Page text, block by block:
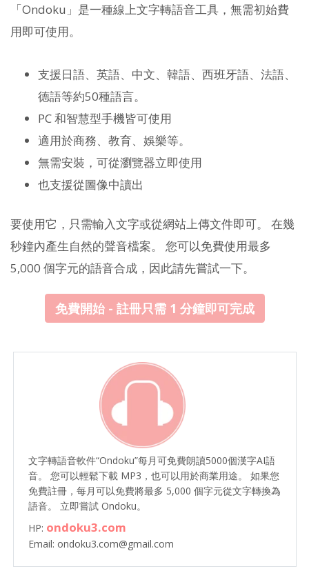
「Ondoku」是一種線上文字轉語音工具，無需初始費
用即可使用。
支援日語、英語、中文、韓語、西班牙語、法語、
德語等約50種語言。
PC 和智慧型手機皆可使用
適用於商務、教育、娛樂等。
無需安裝，可從瀏覽器立即使用
也支援從圖像中讀出
要使用它，只需輸入文字或從網站上傳文件即可。 在幾
秒鐘內產生自然的聲音檔案。 您可以免費使用最多
5,000 個字元的語音合成，因此請先嘗試一下。
免費開始 - 註冊只需 1 分鐘即可完成
文字轉語音軟件“Ondoku”每月可免費朗讀5000個漢字AI語
音。 您可以輕鬆下載 MP3，也可以用於商業用途。 如果您
免費註冊，每月可以免費將最多 5,000 個字元從文字轉換為
語音。 立即嘗試 Ondoku。
HP: ondoku3.com
Email: ondoku3.com@gmail.com